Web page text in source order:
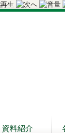
資料紹介